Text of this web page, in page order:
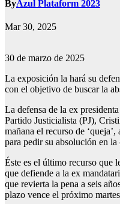
ByAzul Plataform 2023
Mar 30, 2025
30 de marzo de 2025
La exposición la hará su
con el objetivo de buscar la
La defensa de la ex
Partido Justicialista (PJ),
mañana el recurso de
para pedir su absolución en la
Éste es el último recurso que
que defiende a la ex
que revierta la pena a seis
plazo vence el próximo